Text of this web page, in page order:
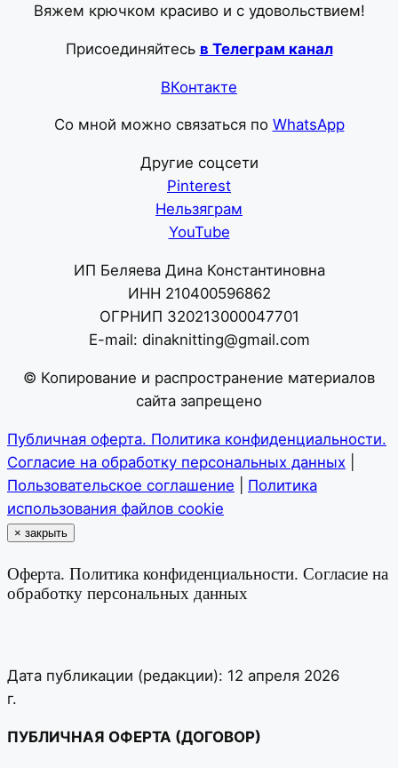
Вяжем крючком красиво и с удовольствием!
Присоединяйтесь в Телеграм канал
ВКонтакте
Со мной можно связаться по WhatsApp
Другие соцсети
Pinterest
Нельзяграм
YouTube
ИП Беляева Дина Константиновна
ИНН 210400596862
ОГРНИП 320213000047701
E-mail: dinaknitting@gmail.com
© Копирование и распространение материалов
сайта запрещено
Публичная оферта. Политика конфиденциальности.
Согласие на обработку персональных данных
Пользовательское соглашение
Политика
использования файлов cookie
× закрыть
Оферта. Политика конфиденциальности. Согласие на
обработку персональных данных
Дата публикации (редакции): 12 апреля 2026
г.
ПУБЛИЧНАЯ ОФЕРТА (ДОГОВОР)